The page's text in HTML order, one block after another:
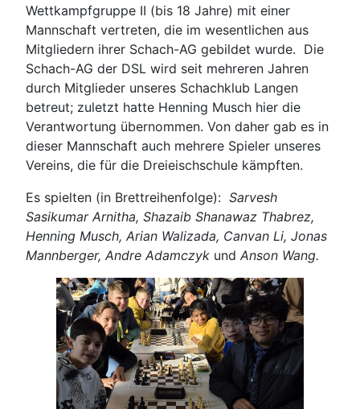
Wettkampfgruppe II (bis 18 Jahre) mit einer
Mannschaft vertreten, die im wesentlichen aus
Mitgliedern ihrer Schach-AG gebildet wurde. Die
Schach-AG der DSL wird seit mehreren Jahren
durch Mitglieder unseres Schachklub Langen
betreut; zuletzt hatte Henning Musch hier die
Verantwortung übernommen. Von daher gab es in
dieser Mannschaft auch mehrere Spieler unseres
Vereins, die für die Dreieischschule kämpften.
Es spielten (in Brettreihenfolge): Sarvesh
Sasikumar Arnitha, Shazaib Shanawaz Thabrez,
Henning Musch, Arian Walizada, Canvan Li, Jonas
Mannberger, Andre Adamczyk und Anson Wang.